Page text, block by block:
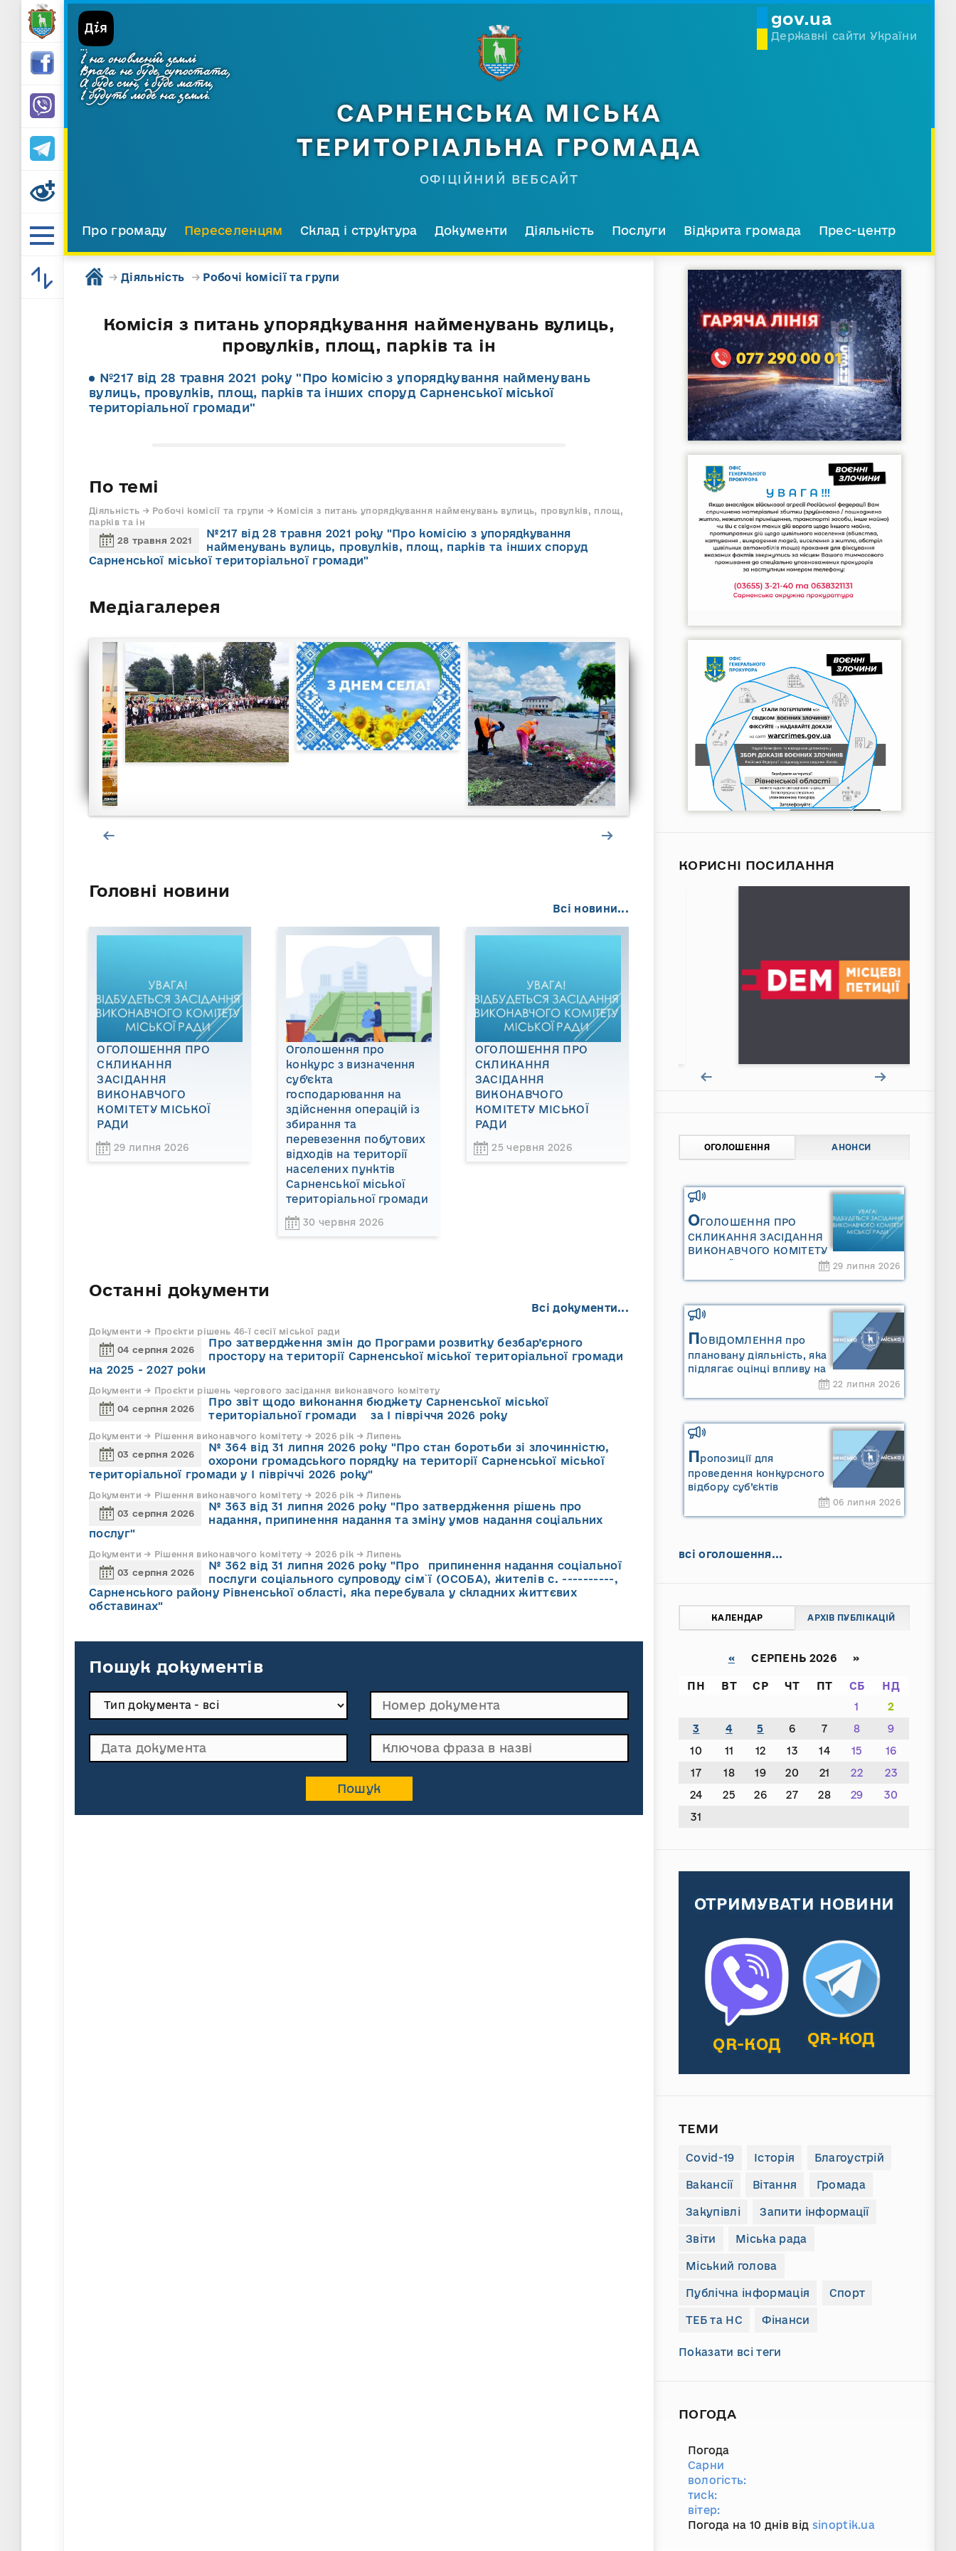
gov.ua
Державні сайти України
...
І на оновленій землі
Врага не буде, супостата,
А буде син, і буде мати,
І будуть люде на землі.
САРНЕНСЬКА МІСЬКА
ТЕРИТОРІАЛЬНА ГРОМАДА
ОФІЦІЙНИЙ ВЕБСАЙТ
Про громаду Переселенцям Склад і структура Документи Діяльність Послуги Відкрита громада Прес-центр
→ Діяльність → Робочі комісії та групи
Комісія з питань упорядкування найменувань вулиць,
провулків, площ, парків та ін
№217 від 28 травня 2021 року "Про комісію з упорядкування найменувань
вулиць, провулків, площ, парків та інших споруд Сарненської міської
територіальної громади"
По темі
Діяльність → Робочі комісії та групи → Комісія з питань упорядкування найменувань вулиць, провулків, площ,
парків та ін
28 травня 2021
№217 від 28 травня 2021 року "Про комісію з упорядкування
найменувань вулиць, провулків, площ, парків та інших споруд
Сарненської міської територіальної громади"
Медіагалерея
Головні новини
Всі новини...
ОГОЛОШЕННЯ ПРО
СКЛИКАННЯ
ЗАСІДАННЯ
ВИКОНАВЧОГО
КОМІТЕТУ МІСЬКОЇ
РАДИ
29 липня 2026
Оголошення про
конкурс з визначення
суб’єкта
господарювання на
здійснення операцій із
збирання та
перевезення побутових
відходів на території
населених пунктів
Сарненської міської
територіальної громади
30 червня 2026
ОГОЛОШЕННЯ ПРО
СКЛИКАННЯ
ЗАСІДАННЯ
ВИКОНАВЧОГО
КОМІТЕТУ МІСЬКОЇ
РАДИ
25 червня 2026
Останні документи
Всі документи...
Документи → Проєкти рішень 46-ї сесії міської ради
04 серпня 2026
Про затвердження змін до Програми розвитку безбар’єрного
простору на території Сарненської міської територіальної громади
на 2025 - 2027 роки
Документи → Проєкти рішень чергового засідання виконавчого комітету
04 серпня 2026
Про звіт щодо виконання бюджету Сарненської міської
територіальної громади за І півріччя 2026 року
Документи → Рішення виконавчого комітету → 2026 рік → Липень
03 серпня 2026
№ 364 від 31 липня 2026 року "Про стан боротьби зі злочинністю,
охорони громадського порядку на території Сарненської міської
територіальної громади у І півріччі 2026 року"
Документи → Рішення виконавчого комітету → 2026 рік → Липень
03 серпня 2026
№ 363 від 31 липня 2026 року "Про затвердження рішень про
надання, припинення надання та зміну умов надання соціальних
послуг"
Документи → Рішення виконавчого комітету → 2026 рік → Липень
03 серпня 2026
№ 362 від 31 липня 2026 року "Про припинення надання соціальної
послуги соціального супроводу cім`ї (ОСОБА), жителів с. ----------,
Сарненського району Рівненської області, яка перебувала у складних життєвих
обставинах"
Пошук документів
КОРИСНІ ПОСИЛАННЯ
ОГОЛОШЕННЯ АНОНСИ
ОГОЛОШЕННЯ ПРО
СКЛИКАННЯ ЗАСІДАННЯ
ВИКОНАВЧОГО КОМІТЕТУ
МІСЬКОЇ РАДИ
29 липня 2026
ПОВІДОМЛЕННЯ про
плановану діяльність, яка
підлягає оцінці впливу на
довкілля ТОВАРИСТВО З
ОБМЕЖЕНОЮ
"САРНИ ОІЛ"
22 липня 2026
Пропозиції для
проведення конкурсного
відбору суб’єктів
06 липня 2026
всі оголошення...
КАЛЕНДАР АРХІВ ПУБЛІКАЦІЙ
«СЕРПЕНЬ 2026 »
ПН ВТ СР ЧТ ПТ СБ
НД
1
2
3
4 5 6 7 8
9
10
11 12 13 14 15
16
17
18 19 20 21 22
23
24
25 26 27 28 29
30
31
ОТРИМУВАТИ НОВИНИ
QR-КОД QR-КОД
ТЕМИ
Covid-19 Історія Благоустрій
Вакансії Вітання Громада
Закупівлі Запити інформації
Звіти Міська рада
Міський голова
Публічна інформація Спорт
ТЕБ та НС Фінанси
Показати всі теги
ПОГОДА
Погода
Сарни
вологість:
тиск:
вітер:
Погода на 10 днів від sinoptik.ua